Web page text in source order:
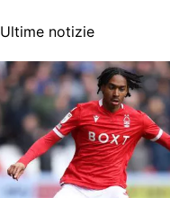
Ultime notizie